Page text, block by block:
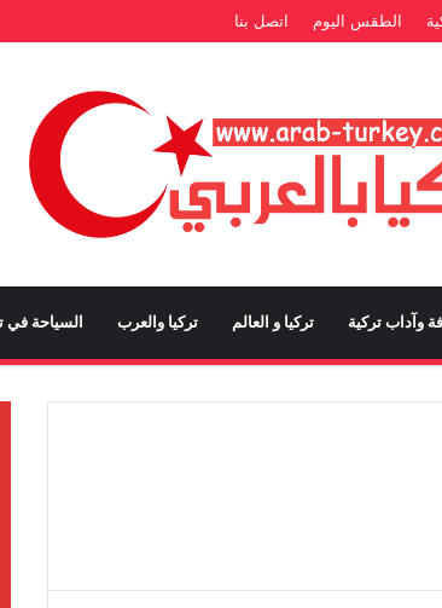
الطقس اليوم اتصل بنا
وآداب تركية تركيا و العالم تركيا والعرب السياحة في